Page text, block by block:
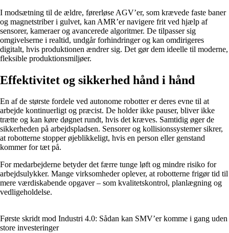
I modsætning til de ældre, førerløse AGV’er, som krævede faste baner
og magnetstriber i gulvet, kan AMR’er navigere frit ved hjælp af
sensorer, kameraer og avancerede algoritmer. De tilpasser sig
omgivelserne i realtid, undgår forhindringer og kan omdirigeres
digitalt, hvis produktionen ændrer sig. Det gør dem ideelle til moderne,
fleksible produktionsmiljøer.
Effektivitet og sikkerhed hånd i hånd
En af de største fordele ved autonome robotter er deres evne til at
arbejde kontinuerligt og præcist. De holder ikke pauser, bliver ikke
trætte og kan køre døgnet rundt, hvis det kræves. Samtidig øger de
sikkerheden på arbejdspladsen. Sensorer og kollisionssystemer sikrer,
at robotterne stopper øjeblikkeligt, hvis en person eller genstand
kommer for tæt på.
For medarbejderne betyder det færre tunge løft og mindre risiko for
arbejdsulykker. Mange virksomheder oplever, at robotterne frigør tid til
mere værdiskabende opgaver – som kvalitetskontrol, planlægning og
vedligeholdelse.
Første skridt mod Industri 4.0: Sådan kan SMV’er komme i gang uden
store investeringer